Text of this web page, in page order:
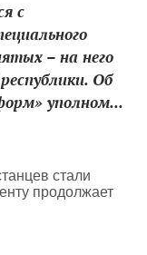
с
– на него
Об
уполном...